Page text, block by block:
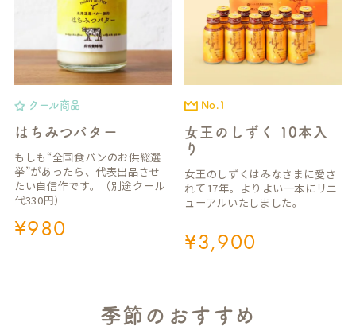
クール商品
はちみつバター
もしも“全国食パンのお供総選
挙”があったら、代表出品させ
たい自信作です。（別途クール
代330円）
¥980
No.1
女王のしずく 10本入
り
女王のしずくはみなさまに愛さ
れて17年。よりよい一本にリニ
ューアルいたしました。
¥3,900
季節のおすすめ